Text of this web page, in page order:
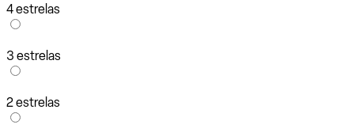
4 estrelas
3 estrelas
2 estrelas